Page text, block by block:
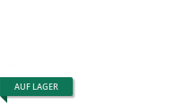
AUF LAGER